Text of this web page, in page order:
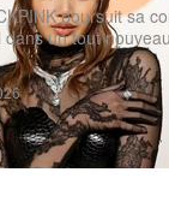
poursuit sa
un tout